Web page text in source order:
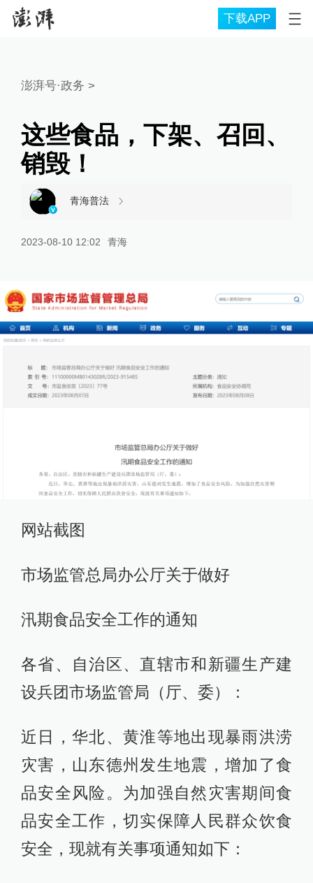
下载APP
澎湃号·政务 >
这些食品，下架、召回、
销毁！
青海普法
2023-08-10 12:02 青海
网站截图
市场监管总局办公厅关于做好
汛期食品安全工作的通知
各省、自治区、直辖市和新疆生产建
设兵团市场监管局（厅、委）：
近日，华北、黄淮等地出现暴雨洪涝
灾害，山东德州发生地震，增加了食
品安全风险。为加强自然灾害期间食
品安全工作，切实保障人民群众饮食
安全，现就有关事项通知如下：